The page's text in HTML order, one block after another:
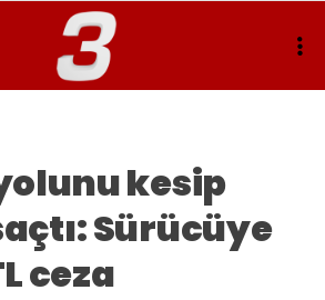
kesip
Sürücüye
ceza